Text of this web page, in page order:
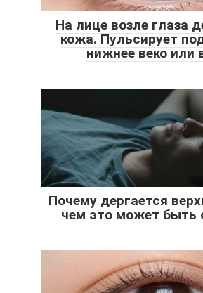
На лице возле глаза
кожа. Пульсирует
нижнее веко или
Почему дергается
чем это может быть